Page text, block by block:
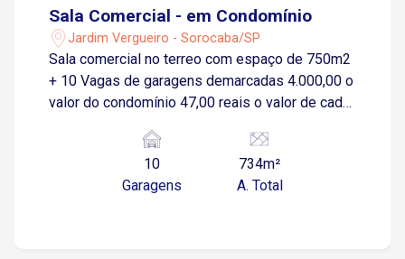
Sala Comercial - em Condomínio
Jardim Vergueiro - Sorocaba/SP
Sala comercial no terreo com espaço de 750m2
+ 10 Vagas de garagens demarcadas 4.000,00 o
valor do condomínio 47,00 reais o valor de cada
10
Garagens
734m²
A. Total